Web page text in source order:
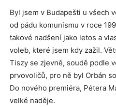
Byl jsem v Budapešti u všech
od pádu komunismu v roce
takové nadšení jako letos a
voleb, které jsem kdy zažil.
Tiszy se zjevně, soudě podle
prvovoličů, pro ně byl Orbán
Do nového premiéra, Pétera
velké naděje.